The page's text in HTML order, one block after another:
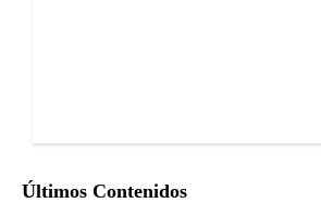
Últimos Contenidos